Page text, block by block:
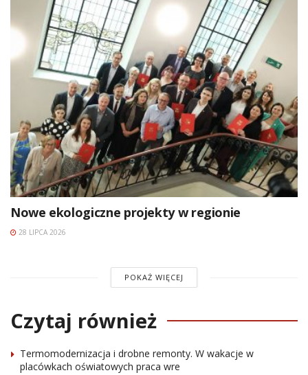
Nowe ekologiczne projekty w regionie
28 LIPCA 2026
POKAŻ WIĘCEJ
Czytaj również
Termomodernizacja i drobne remonty. W wakacje w
placówkach oświatowych praca wre